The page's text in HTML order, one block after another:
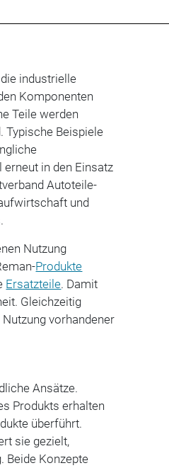
industrielle
Komponenten
Teile werden
Typische Beispiele
in den Einsatz
Autoteile-
und
Nutzung
Produkte
Ersatzteile. Damit
Gleichzeitig
vorhandener
Ansätze.
Produkts erhalten
überführt.
sie gezielt,
Beide Konzepte